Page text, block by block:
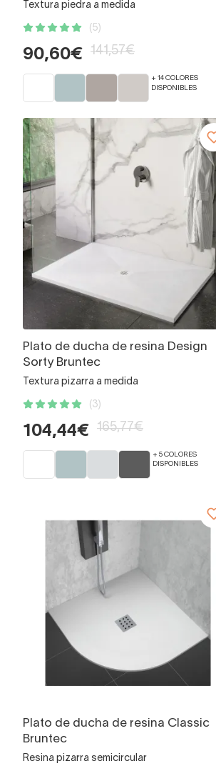
Textura piedra a medida
(5)
90,60€ 141,57€
+ 14 COLORES
DISPONIBLES
Plato de ducha de resina Design
Sorty Bruntec
Textura pizarra a medida
(3)
104,44€ 165,77€
+ 5 COLORES
DISPONIBLES
Plato de ducha de resina Classic
Bruntec
Resina pizarra semicircular